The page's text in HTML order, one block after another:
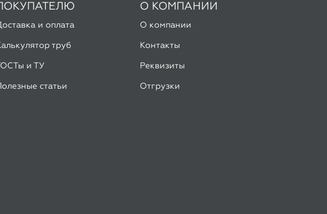
Полезные статьи
Отгрузки